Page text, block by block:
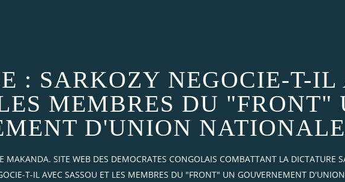
: SARKOZY NEGOCIE-T-IL
MEMBRES DU "FRONT"
D'UNION
MAKANDA. SITE WEB DES DEMOCRATES CONGOLAIS COMBATTANT LA DICTATURE
T-IL AVEC SASSOU ET LES MEMBRES DU "FRONT" UN GOUVERNEMENT